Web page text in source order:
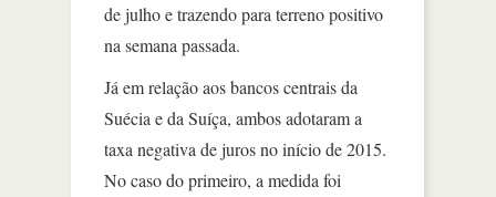
de julho e trazendo para terreno positivo
na semana passada.
Já em relação aos bancos centrais da
Suécia e da Suíça, ambos adotaram a
taxa negativa de juros no início de 2015.
No caso do primeiro, a medida foi